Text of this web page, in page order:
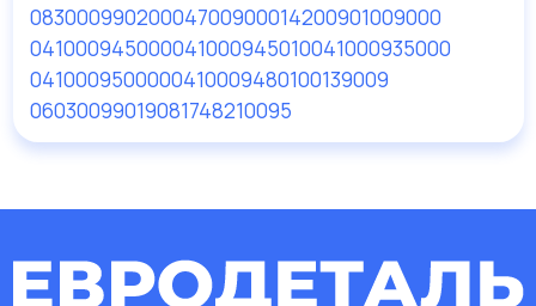
08300099020004700900014200901009000
041000945000041000945010041000935000
0410009500000410009480100139009
06030099019081748210095